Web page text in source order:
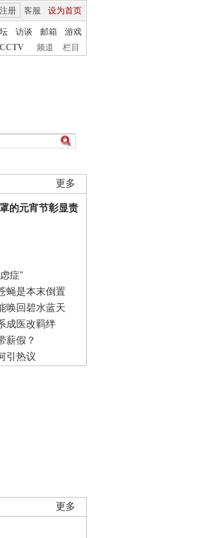
客服 设为首页
注册
访谈 邮箱
游戏
CCTV 频道 栏目
更多
的元宵节彰显责
症”
蝇是本末倒置
唤回碧水蓝天
成医改羁绊
薪假？
引热议
更多